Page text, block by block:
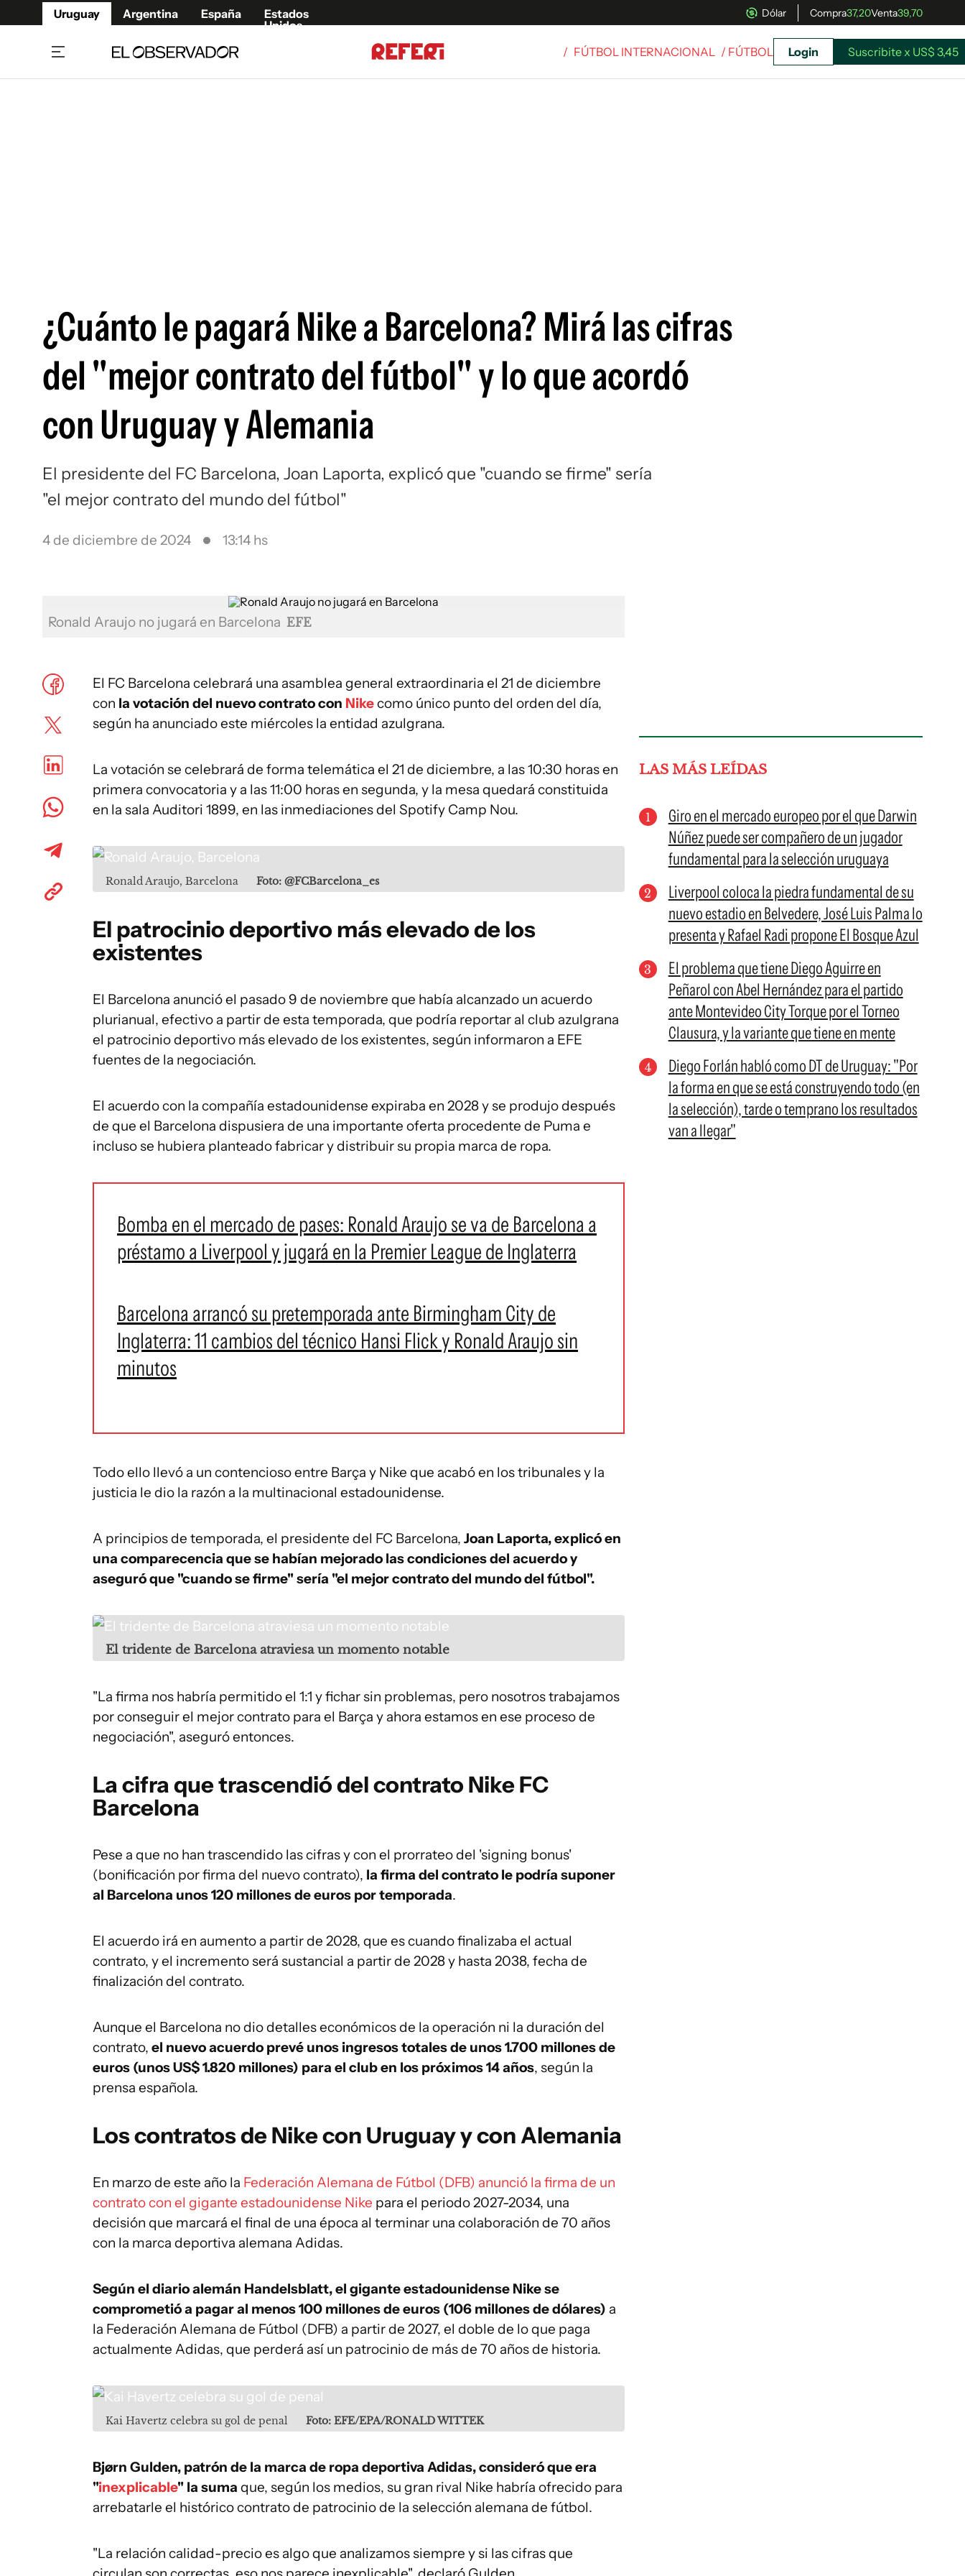
Uruguay Argentina España
Estados
Unidos
Dólar Compra37,20Venta39,70
Siguenos en:
/ FÚTBOL INTERNACIONAL / FÚTBOL Login Suscribite x US$ 3,45
¿Cuánto le pagará Nike a Barcelona? Mirá las cifras
del "mejor contrato del fútbol" y lo que acordó
con Uruguay y Alemania
El presidente del FC Barcelona, Joan Laporta, explicó que "cuando se firme" sería
"el mejor contrato del mundo del fútbol"
4 de diciembre de 2024 13:14 hs
Ronald Araujo no jugará en Barcelona EFE
El FC Barcelona celebrará una asamblea general extraordinaria el 21 de diciembre
con la votación del nuevo contrato con Nikecomo único punto del orden del día,
según ha anunciado este miércoles la entidad azulgrana.
La votación se celebrará de forma telemática el 21 de diciembre, a las 10:30 horas en
primera convocatoria y a las 11:00 horas en segunda, y la mesa quedará constituida
en la sala Auditori 1899, en las inmediaciones del Spotify Camp Nou.
Ronald Araujo, Barcelona Foto: @FCBarcelona_es
El patrocinio deportivo más elevado de los
existentes
El Barcelona anunció el pasado 9 de noviembre que había alcanzado un acuerdo
plurianual, efectivo a partir de esta temporada, que podría reportar al club azulgrana
el patrocinio deportivo más elevado de los existentes, según informaron a EFE
fuentes de la negociación.
El acuerdo con la compañía estadounidense expiraba en 2028 y se produjo después
de que el Barcelona dispusiera de una importante oferta procedente de Puma e
incluso se hubiera planteado fabricar y distribuir su propia marca de ropa.
Bomba en el mercado de pases: Ronald Araujo se va de Barcelona a
préstamo a Liverpool y jugará en la Premier League de Inglaterra
Barcelona arrancó su pretemporada ante Birmingham City de
Inglaterra: 11 cambios del técnico Hansi Flick y Ronald Araujo sin
minutos
Todo ello llevó a un contencioso entre Barça y Nike que acabó en los tribunales y la
justicia le dio la razón a la multinacional estadounidense.
A principios de temporada, el presidente del FC Barcelona, Joan Laporta, explicó en
una comparecencia que se habían mejorado las condiciones del acuerdo y
aseguró que "cuando se firme" sería "el mejor contrato del mundo del fútbol".
El tridente de Barcelona atraviesa un momento notable
"La firma nos habría permitido el 1:1 y fichar sin problemas, pero nosotros trabajamos
por conseguir el mejor contrato para el Barça y ahora estamos en ese proceso de
negociación", aseguró entonces.
La cifra que trascendió del contrato Nike FC
Barcelona
Pese a que no han trascendido las cifras y con el prorrateo del 'signing bonus'
(bonificación por firma del nuevo contrato), la firma del contrato le podría suponer
al Barcelona unos 120 millones de euros por temporada.
El acuerdo irá en aumento a partir de 2028, que es cuando finalizaba el actual
contrato, y el incremento será sustancial a partir de 2028 y hasta 2038, fecha de
finalización del contrato.
Aunque el Barcelona no dio detalles económicos de la operación ni la duración del
contrato, el nuevo acuerdo prevé unos ingresos totales de unos 1.700 millones de
euros (unos US$ 1.820 millones) para el club en los próximos 14 años, según la
prensa española.
Los contratos de Nike con Uruguay y con Alemania
En marzo de este año la Federación Alemana de Fútbol (DFB) anunció la firma de un
contrato con el gigante estadounidense Nike para el periodo 2027-2034, una
decisión que marcará el final de una época al terminar una colaboración de 70 años
con la marca deportiva alemana Adidas.
Según el diario alemán Handelsblatt, el gigante estadounidense Nike se
comprometió a pagar al menos 100 millones de euros (106 millones de dólares) a
la Federación Alemana de Fútbol (DFB) a partir de 2027, el doble de lo que paga
actualmente Adidas, que perderá así un patrocinio de más de 70 años de historia.
Kai Havertz celebra su gol de penal Foto: EFE/EPA/RONALD WITTEK
Bjørn Gulden, patrón de la marca de ropa deportiva Adidas, consideró que era
"inexplicable" la suma que, según los medios, su gran rival Nike habría ofrecido para
arrebatarle el histórico contrato de patrocinio de la selección alemana de fútbol.
"La relación calidad-precio es algo que analizamos siempre y si las cifras que
LAS MÁS LEÍDAS
Giro en el mercado europeo por el que Darwin
Núñez puede ser compañero de un jugador
fundamental para la selección uruguaya
Liverpool coloca la piedra fundamental de su
nuevo estadio en Belvedere, José Luis Palma lo
presenta y Rafael Radi propone El Bosque Azul
El problema que tiene Diego Aguirre en
Peñarol con Abel Hernández para el partido
ante Montevideo City Torque por el Torneo
Clausura, y la variante que tiene en mente
Diego Forlán habló como DT de Uruguay: "Por
la forma en que se está construyendo todo (en
la selección), tarde o temprano los resultados
van a llegar"